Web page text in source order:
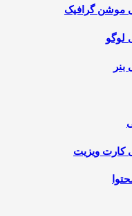
موشن گرافیک
لوگو
کارت ویزیت